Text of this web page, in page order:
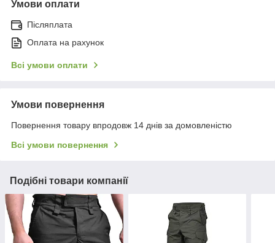
Умови оплати
Післяплата
Оплата на рахунок
Всі умови оплати
Умови повернення
Повернення товару впродовж 14 днів за домовленістю
Всі умови повернення
Подібні товари компанії